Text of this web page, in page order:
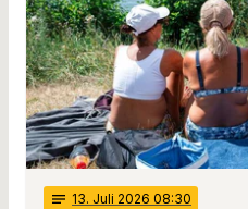
notes 13. Juli 2026 08:30